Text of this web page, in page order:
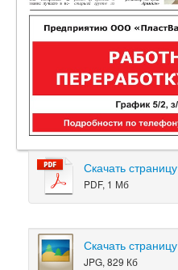
Скачать страницу
PDF, 1 Мб
Скачать страницу
JPG, 829 Кб